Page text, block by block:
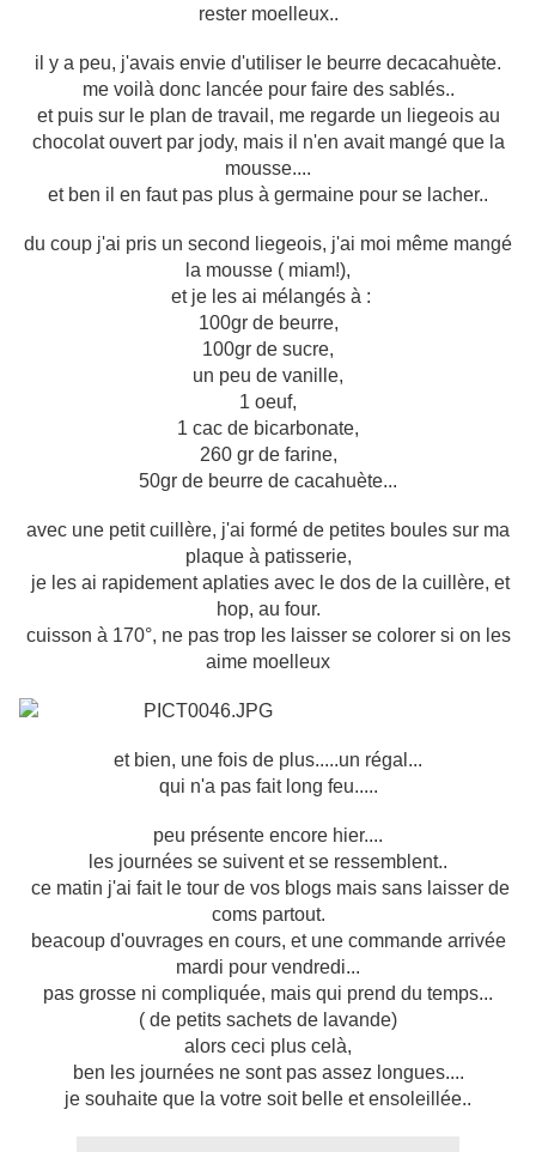
rester moelleux..
il y a peu, j'avais envie d'utiliser le beurre decacahuète.
me voilà donc lancée pour faire des sablés..
et puis sur le plan de travail, me regarde un liegeois au
chocolat ouvert par jody, mais il n'en avait mangé que la
mousse....
et ben il en faut pas plus à germaine pour se lacher..
du coup j'ai pris un second liegeois, j'ai moi même mangé
la mousse ( miam!),
et je les ai mélangés à :
100gr de beurre,
100gr de sucre,
un peu de vanille,
1 oeuf,
1 cac de bicarbonate,
260 gr de farine,
50gr de beurre de cacahuète...
avec une petit cuillère, j'ai formé de petites boules sur ma
plaque à patisserie,
je les ai rapidement aplaties avec le dos de la cuillère, et
hop, au four.
cuisson à 170°, ne pas trop les laisser se colorer si on les
aime moelleux
et bien, une fois de plus.....un régal...
qui n'a pas fait long feu.....
peu présente encore hier....
les journées se suivent et se ressemblent..
ce matin j'ai fait le tour de vos blogs mais sans laisser de
coms partout.
beacoup d'ouvrages en cours, et une commande arrivée
mardi pour vendredi...
pas grosse ni compliquée, mais qui prend du temps...
( de petits sachets de lavande)
alors ceci plus celà,
ben les journées ne sont pas assez longues....
je souhaite que la votre soit belle et ensoleillée..